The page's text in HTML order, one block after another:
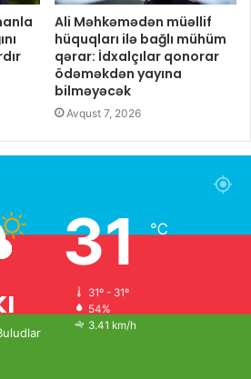
Ali Məhkəmədən müəllif
hüquqları ilə bağlı mühüm
qərar: İdxalçılar qonorar
ödəməkdən yayına
bilməyəcək
Avqust 7, 2026
31℃
31º - 31º
54%
3.41 km/h